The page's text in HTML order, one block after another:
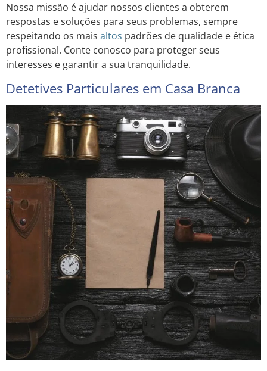
Nossa missão é ajudar nossos clientes a obterem
respostas e soluções para seus problemas, sempre
respeitando os mais altos padrões de qualidade e ética
profissional. Conte conosco para proteger seus
interesses e garantir a sua tranquilidade.
Detetives Particulares em Casa Branca